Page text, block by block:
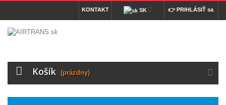
👉 PRIHLÁSIŤ sa
SK
KONTAKT
Košík (prázdny)